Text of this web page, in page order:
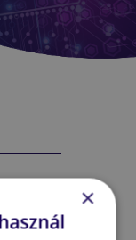
to get first-
of
×